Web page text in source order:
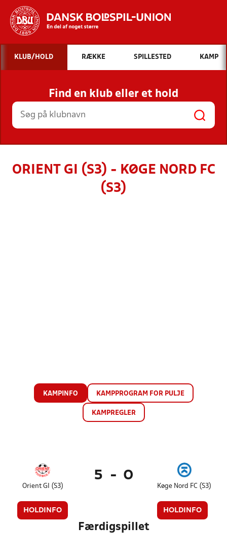
Hvad vil du søge efter?
INDHOLD OG NYHEDER
STILLINGER, RESULTATER, KLUBBER OG
HOLD
KLUB/HOLD RÆKKE SPILLESTED KAMP
Find en klub eller et hold
ORIENT GI (S3) - KØGE NORD FC
(S3)
KAMPINFO KAMPPROGRAM FOR PULJE
KAMPREGLER
Orient GI (S3)
HOLDINFO
5 - 0
Køge Nord FC (S3)
HOLDINFO
Færdigspillet